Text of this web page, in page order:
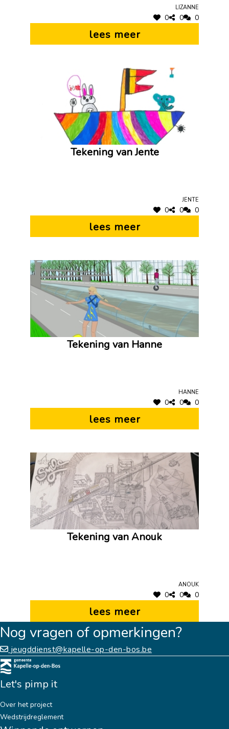
Lizanne
0 0 0
lees meer
Tekening van Jente
Jente
0 0 0
lees meer
Tekening van Hanne
Hanne
0 0 0
lees meer
Tekening van Anouk
Anouk
0 0 0
lees meer
Nog vragen of opmerkingen?
jeugddienst@kapelle-op-den-bos.be
Let's pimp it
Over het project
Wedstrijdreglement